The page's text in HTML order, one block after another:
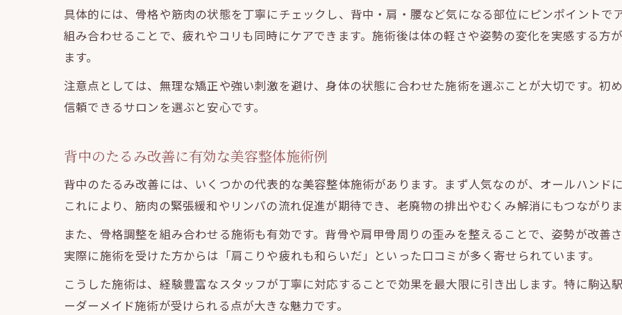
美容整体と組み合わせた背中ケアのコツ
忙しい女性も安心の通いやすい美容整体
忙しい女性に支持される美容整体の特徴
背中美人を目指すための専門ケア方法
美容整体の専門技術で背中美人へ近づく方法
美ボディを叶える背中集中ケアのポイント
美容整体における背中たるみ解消テクニック
専門家が推奨する美ボディ維持の背中ケア
具体的には、骨格や筋肉の状態を丁寧にチェックし、背中・肩・腰など気になる部位にピンポイントで
組み合わせることで、疲れやコリも同時にケアできます。施術後は体の軽さや姿勢の変化を実感する方
ます。
注意点としては、無理な矯正や強い刺激を避け、身体の状態に合わせた施術を選ぶことが大切です。初
信頼できるサロンを選ぶと安心です。
背中のたるみ改善に有効な美容整体施術例
背中のたるみ改善には、いくつかの代表的な美容整体施術があります。まず人気なのが、オールハンド
これにより、筋肉の緊張緩和やリンパの流れ促進が期待でき、老廃物の排出やむくみ解消にもつながり
また、骨格調整を組み合わせる施術も有効です。背骨や肩甲骨周りの歪みを整えることで、姿勢が改善
実際に施術を受けた方からは「肩こりや疲れも和らいだ」といった口コミが多く寄せられています。
こうした施術は、経験豊富なスタッフが丁寧に対応することで効果を最大限に引き出します。特に駒込
ーダーメイド施術が受けられる点が大きな魅力です。